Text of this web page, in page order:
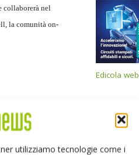
utilizziamo tecnologie come i
collaborerà nel
la comunità on-
Edicola web